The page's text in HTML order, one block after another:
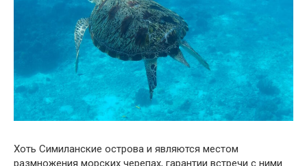
Хоть Симиланские острова и являются местом
размножения морских черепах, гарантии встречи с ними